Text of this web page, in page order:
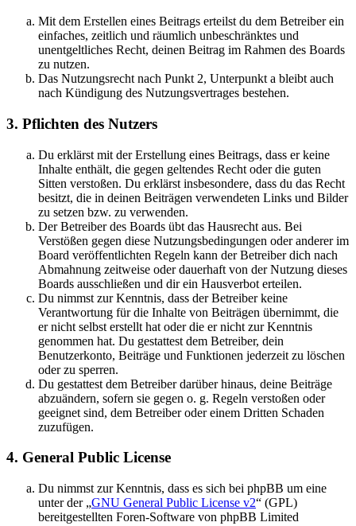
Mit dem Erstellen eines Beitrags erteilst du dem Betreiber ein
einfaches, zeitlich und räumlich unbeschränktes und
unentgeltliches Recht, deinen Beitrag im Rahmen des Boards
zu nutzen.
Das Nutzungsrecht nach Punkt 2, Unterpunkt a bleibt auch
nach Kündigung des Nutzungsvertrages bestehen.
3. Pflichten des Nutzers
Du erklärst mit der Erstellung eines Beitrags, dass er keine
Inhalte enthält, die gegen geltendes Recht oder die guten
Sitten verstoßen. Du erklärst insbesondere, dass du das Recht
besitzt, die in deinen Beiträgen verwendeten Links und Bilder
zu setzen bzw. zu verwenden.
Der Betreiber des Boards übt das Hausrecht aus. Bei
Verstößen gegen diese Nutzungsbedingungen oder anderer im
Board veröffentlichten Regeln kann der Betreiber dich nach
Abmahnung zeitweise oder dauerhaft von der Nutzung dieses
Boards ausschließen und dir ein Hausverbot erteilen.
Du nimmst zur Kenntnis, dass der Betreiber keine
Verantwortung für die Inhalte von Beiträgen übernimmt, die
er nicht selbst erstellt hat oder die er nicht zur Kenntnis
genommen hat. Du gestattest dem Betreiber, dein
Benutzerkonto, Beiträge und Funktionen jederzeit zu löschen
oder zu sperren.
Du gestattest dem Betreiber darüber hinaus, deine Beiträge
abzuändern, sofern sie gegen o. g. Regeln verstoßen oder
geeignet sind, dem Betreiber oder einem Dritten Schaden
zuzufügen.
4. General Public License
Du nimmst zur Kenntnis, dass es sich bei phpBB um eine
unter der „GNU General Public License v2“ (GPL)
bereitgestellten Foren-Software von phpBB Limited